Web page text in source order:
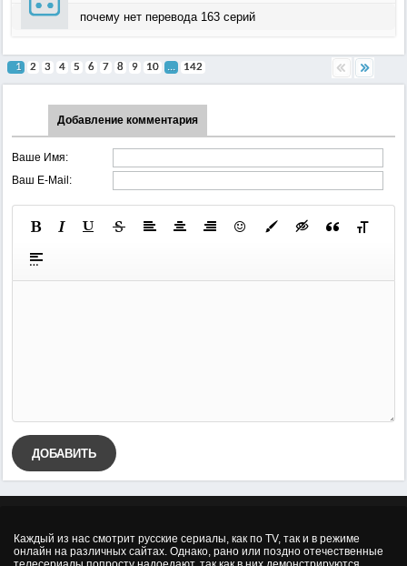
почему нет перевода 163 серий
1 2 3 4 5 6 7 8 9 10 ... 142
Добавление комментария
Ваше Имя:
Ваш E-Mail:
ДОБАВИТЬ
Каждый из нас смотрит русские сериалы, как по TV, так и в режиме
онлайн на различных сайтах. Однако, рано или поздно отечественные